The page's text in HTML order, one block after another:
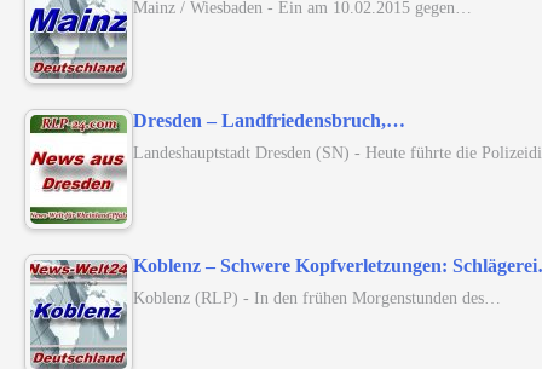
Mainz / Wiesbaden - Ein am 10.02.2015 gegen…
Dresden – Landfriedensbruch,…
Landeshauptstadt Dresden (SN) - Heute führte die
Koblenz – Schwere Kopfverletzungen:
Koblenz (RLP) - In den frühen Morgenstunden des…